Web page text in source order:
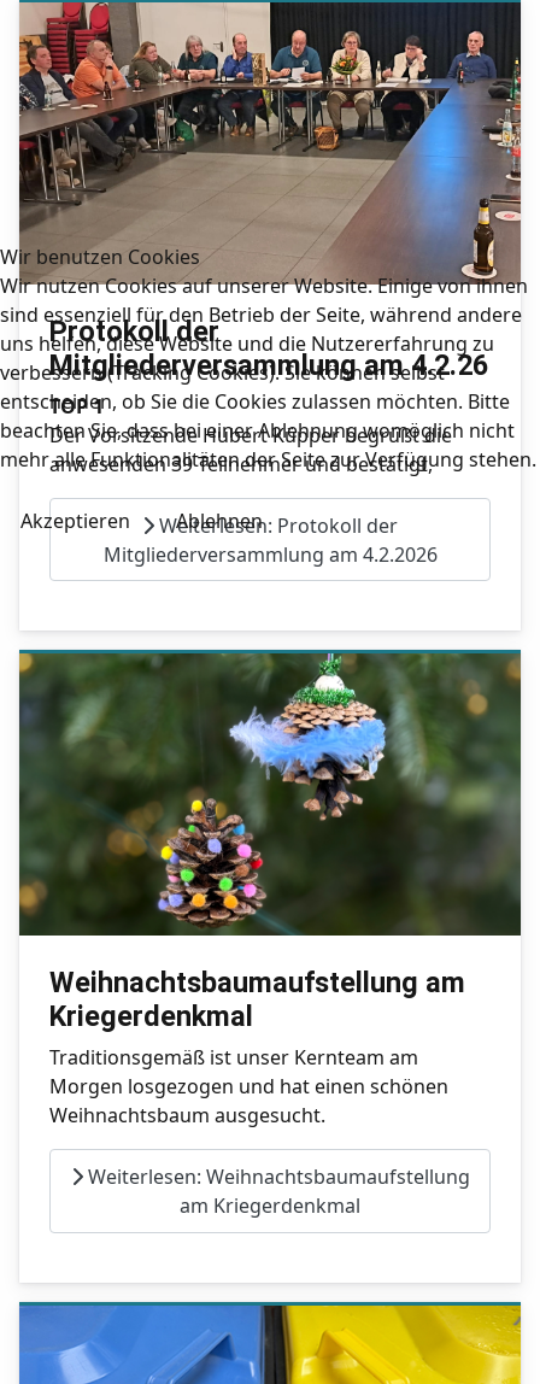
Protokoll der
Mitgliederversammlung am 4.2.26
TOP 1
Der Vorsitzende Hubert Küpper begrüßt die
anwesenden 39 Teilnehmer und bestätigt,
Weiterlesen: Protokoll der
Mitgliederversammlung am 4.2.2026
Weihnachtsbaumaufstellung am
Kriegerdenkmal
Traditionsgemäß ist unser Kernteam am
Morgen losgezogen und hat einen schönen
Weihnachtsbaum ausgesucht.
Weiterlesen: Weihnachtsbaumaufstellung
am Kriegerdenkmal
Wir benutzen Cookies
Wir nutzen Cookies auf unserer Website. Einige von ihnen
sind essenziell für den Betrieb der Seite, während andere
uns helfen, diese Website und die Nutzererfahrung zu
verbessern (Tracking Cookies). Sie können selbst
entscheiden, ob Sie die Cookies zulassen möchten. Bitte
beachten Sie, dass bei einer Ablehnung womöglich nicht
mehr alle Funktionalitäten der Seite zur Verfügung stehen.
Akzeptieren Ablehnen